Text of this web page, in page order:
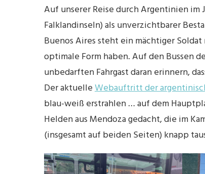
Auf unserer Reise durch Argentinien im
Falklandinseln) als unverzichtbarer
Buenos Aires steht ein mächtiger
optimale Form haben. Auf den Bussen
unbedarften Fahrgast daran erinnern,
Der aktuelleWebauftritt der
blau-weiß erstrahlen … auf dem
Helden aus Mendoza gedacht, die im
(insgesamt auf beiden Seiten) knapp